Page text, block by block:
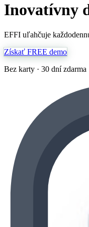
Inovatívny
EFFI uľahčuje
Získať FREE demo
Bez karty · 30 dní